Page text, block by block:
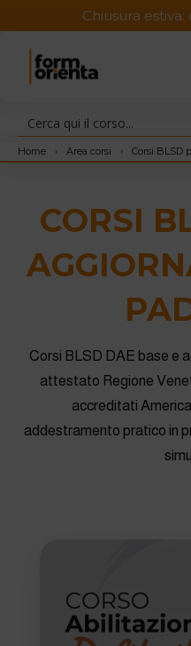
Chiusura estiva:
Home › Area corsi › Corsi BLSD
CORSI
Corsi BLSD DAE base e
attestato Regione
accreditati
addestramento pratico in